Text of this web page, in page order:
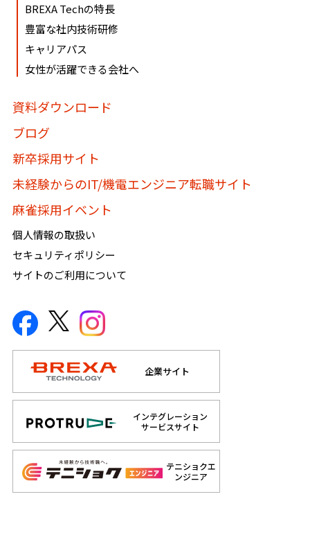
〶100-0005
東京都千代田区丸の内1-8-3 丸の内トラストタワー本
館16・17階
株式会社BREXA Technology
個人情報保護管理者：吉野 貴博
TEL:03-3286-4777 FAX:03-3286-4778
BREXA Techの特長
豊富な社内技術研修
キャリアパス
女性が活躍できる会社へ
資料ダウンロード
ブログ
新卒採用サイト
未経験からのIT/機電エンジニア転職サイト
麻雀採用イベント
個人情報の取扱い
セキュリティポリシー
サイトのご利用について
企業サイト
インテグレーション
サービスサイト
テニショクエ
ンジニア